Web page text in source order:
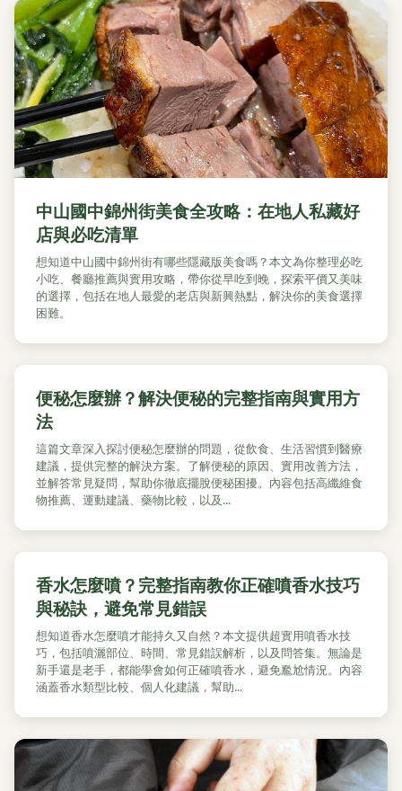
中山國中錦州街美食全攻略：在地人私藏好
店與必吃清單
想知道中山國中錦州街有哪些隱藏版美食嗎？本文為你整理必吃
小吃、餐廳推薦與實用攻略，帶你從早吃到晚，探索平價又美味
的選擇，包括在地人最愛的老店與新興熱點，解決你的美食選擇
困難。
便秘怎麼辦？解決便秘的完整指南與實用方
法
這篇文章深入探討便秘怎麼辦的問題，從飲食、生活習慣到醫療
建議，提供完整的解決方案。了解便秘的原因、實用改善方法，
並解答常見疑問，幫助你徹底擺脫便秘困擾。內容包括高纖維食
物推薦、運動建議、藥物比較，以及...
香水怎麼噴？完整指南教你正確噴香水技巧
與秘訣，避免常見錯誤
想知道香水怎麼噴才能持久又自然？本文提供超實用噴香水技
巧，包括噴灑部位、時間、常見錯誤解析，以及問答集。無論是
新手還是老手，都能學會如何正確噴香水，避免尷尬情況。內容
涵蓋香水類型比較、個人化建議，幫助...